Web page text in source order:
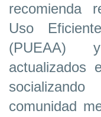
recomienda
Uso
(PUEAA)
actualizados
comunidad